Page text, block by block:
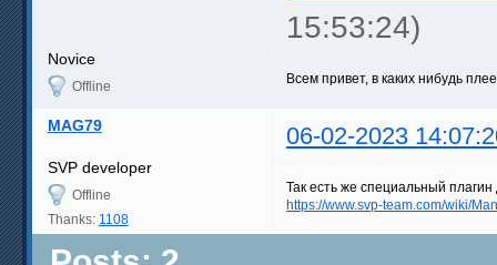
15:53:24)
Novice
Offline Всем привет, в каких нибудь
MAG79 06-02-2023
SVP developer
Offline
Thanks: 1108
Так есть же специальный плагин
https://www.svp-team.com/wiki/